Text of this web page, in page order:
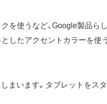
を使うなど、Google製品ら
したアクセントカラーを使
まいます。タブレットをス